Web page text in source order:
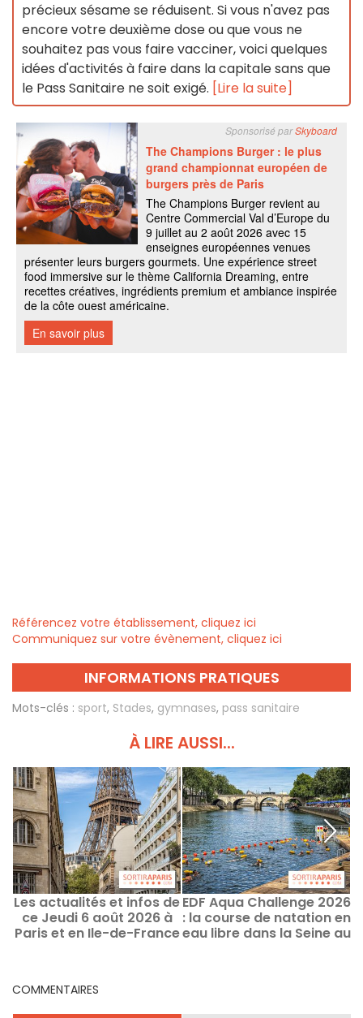
précieux sésame se réduisent. Si vous n'avez pas
encore votre deuxième dose ou que vous ne
souhaitez pas vous faire vacciner, voici quelques
idées d'activités à faire dans la capitale sans que
le Pass Sanitaire ne soit exigé. [Lire la suite]
Référencez votre établissement, cliquez ici
Communiquez sur votre évènement, cliquez ici
INFORMATIONS PRATIQUES
Mots-clés : sport, Stades, gymnases, pass sanitaire
À LIRE AUSSI...
Les actualités et infos de
ce Jeudi 6 août 2026 à
Paris et en Ile-de-France
EDF Aqua Challenge 2026
: la course de natation en
eau libre dans la Seine au
COMMENTAIRES